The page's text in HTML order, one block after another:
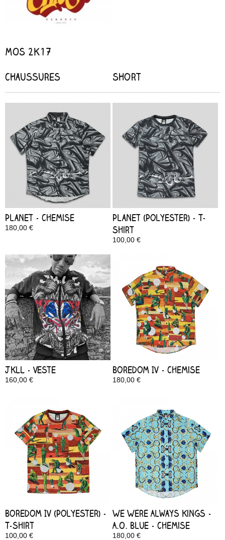
MOS 2K17
Chaussures Short
Planet - Chemise
180,00 €
Planet (Polyester) - T-
shirt
100,00 €
JKLL - Veste
160,00 €
Boredom IV - Chemise
180,00 €
Boredom IV (Polyester) -
T-shirt
100,00 €
We Were Always Kings -
A.O. Blue - Chemise
180,00 €